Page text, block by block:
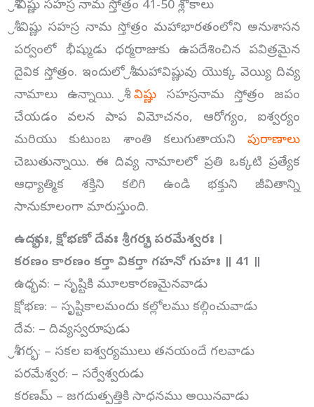
శ్రీ విష్ణు సహస్ర నామ స్తోత్రం 41-50 శ్లోకాలు
శ్రీ విష్ణు సహస్ర నామ స్తోత్రం మహాభారతంలోని అనుశాసన
పర్వంలో భీష్ముడు ధర్మరాజుకు ఉపదేశించిన పవిత్రమైన
దైవిక స్తోత్రం. ఇందులో శ్రీ మహావిష్ణువు యొక్క వెయ్యి దివ్య
నామాలు ఉన్నాయి. శ్రీవిష్ణు సహస్రనామ స్తోత్రం జపం
చేయడం వలన పాప విమోచనం, ఆరోగ్యం, ఐశ్వర్యం
మరియు కుటుంబ శాంతి కలుగుతాయని పురాణాలు
చెబుతున్నాయి. ఈ దివ్య నామాలలో ప్రతి ఒక్కటి ప్రత్యేక
ఆధ్యాత్మిక శక్తిని కలిగి ఉండి భక్తుని జీవితాన్ని
సానుకూలంగా మారుస్తుంది.
ఉద్భవః, క్షోభణో దేవః శ్రీగర్భః పరమేశ్వరః ।
కరణం కారణం కర్తా వికర్తా గహనో గుహః ॥ 41 ॥
ఉధ్భవ: – సృష్టికి మూలకారణమైనవాడు
క్షోభణ: – సృష్టికాలమందు కల్లోలము కల్గించువాడు
దేవ: – దివ్యస్వరూపుడు
శ్రీ గర్భ: – సకల ఐశ్వర్యములు తనయందే గలవాడు
పరమేశ్వర: – సర్వేశ్వరుడు
కరణమ్ – జగదుత్పత్తికి సాధనము అయినవాడు